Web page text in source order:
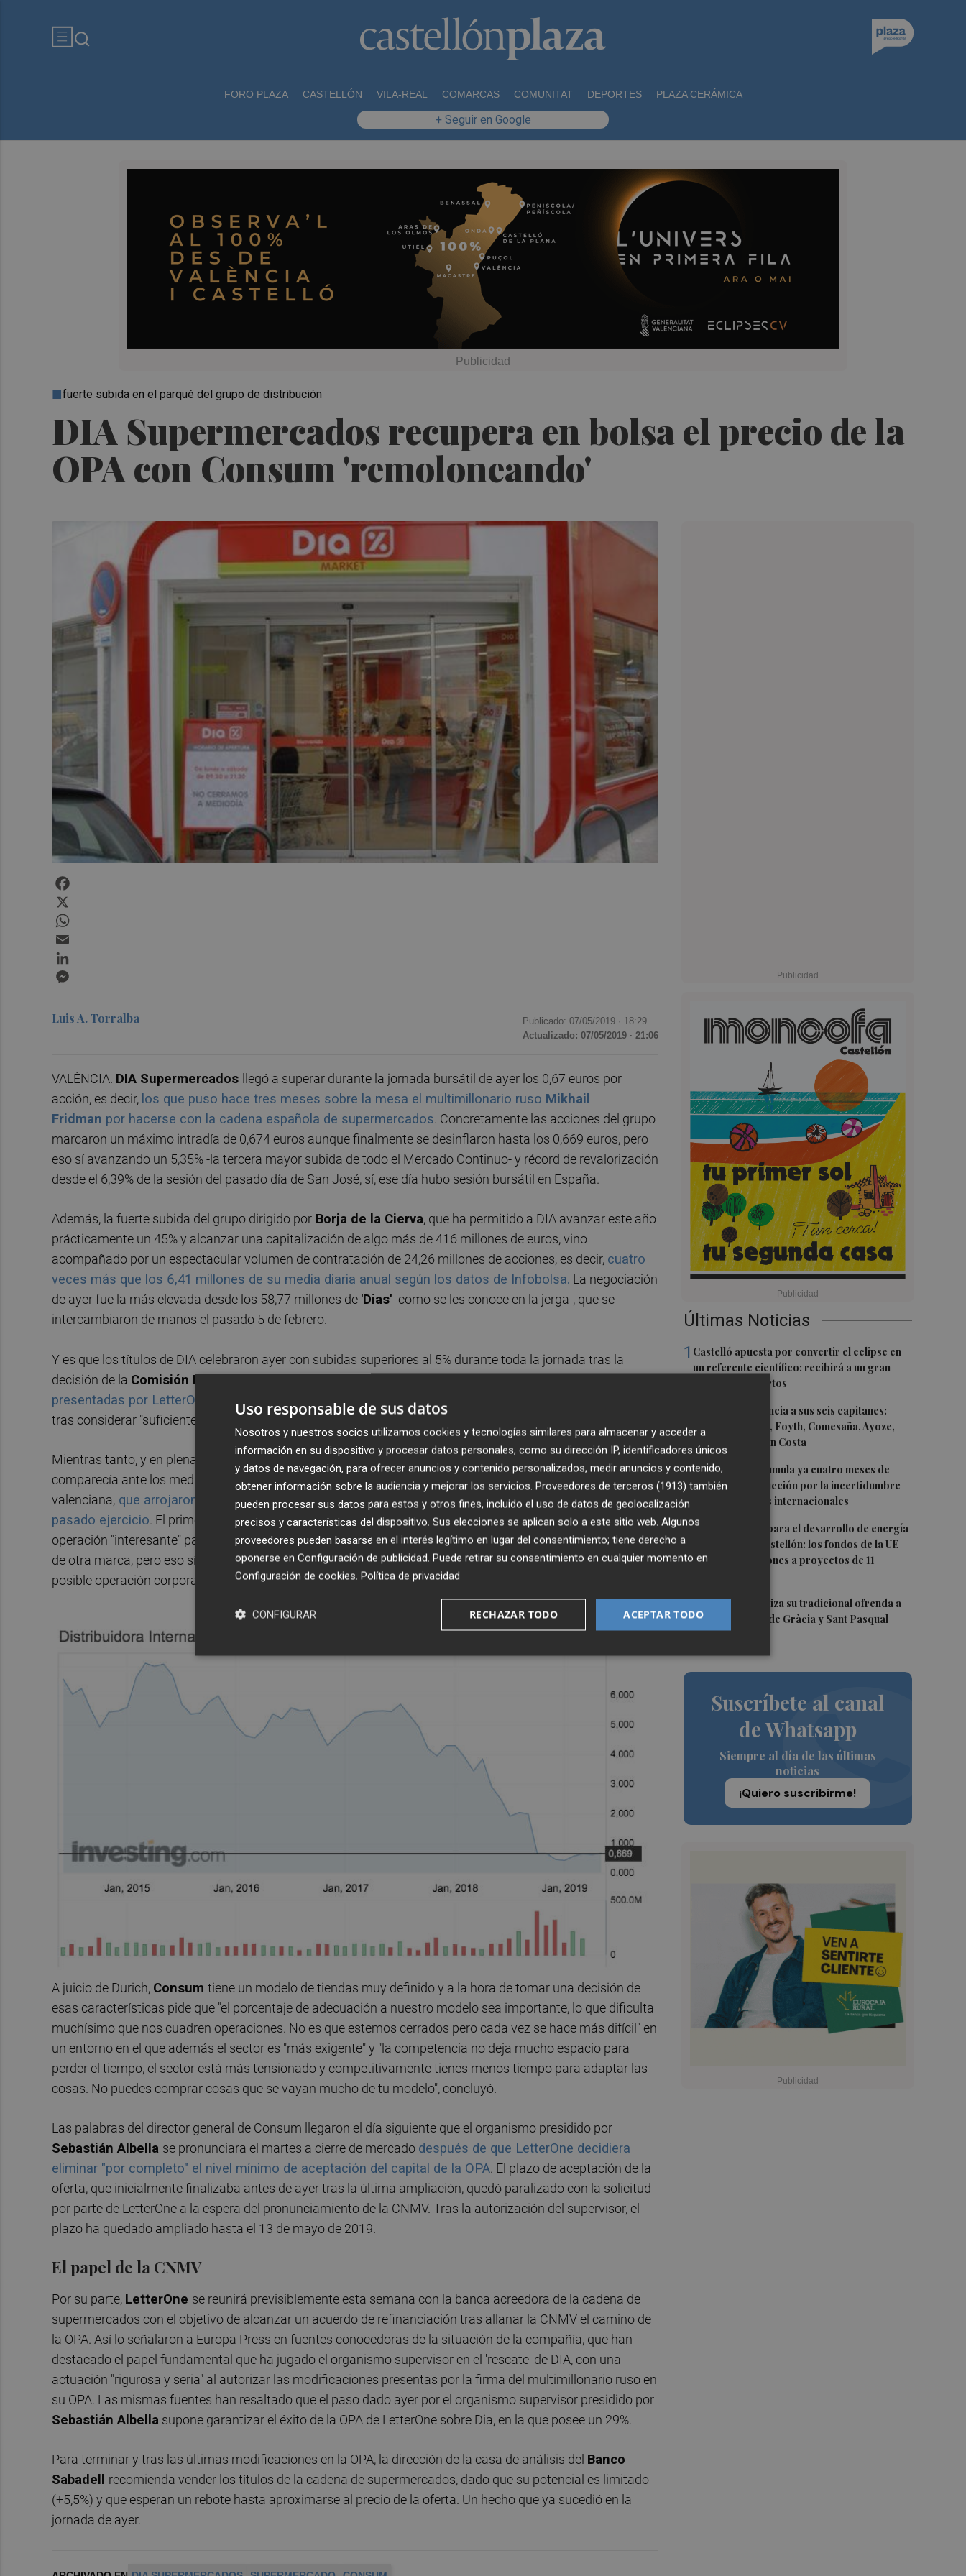
FORO PLAZA CASTELLÓN VILA-REAL COMARCAS COMUNITAT DEPORTES PLAZA CERÁMICA
+ Seguir en Google
DIA Supermercados recupera en bolsa el precio de la
OPA con Consum 'remoloneando'
fuerte subida en el parqué del grupo de distribución
Últimas Noticias
1 Castelló apuesta por convertir el eclipse en
un referente científico: recibirá a un gran
equipo de expertos
El Villarreal anuncia a sus seis capitanes:
Gerard Moreno, Foyth, Comesaña, Ayoze,
Cardona y Logan Costa
3La cerámica acumula ya cuatro meses de
caídas de producción por la incertidumbre
en los mercados internacionales
4Otra inyección para el desarrollo de energía
renovable en Castellón: los fondos de la UE
destinan 19 millones a proyectos de 11
5El Villarreal realiza su tradicional ofrenda a
la Mare de Déu de Gràcia y Sant Pasqual
Baylón
Suscríbete al canal
de Whatsapp
Siempre al día de las últimas
noticias
¡Quiero suscribirme!
Luis A. Torralba Publicado: 07/05/2019 · 18:29
Actualizado: 07/05/2019 · 21:06
VALÈNCIA. DIA Supermercados llegó a superar durante la jornada bursátil de ayer los 0,67 euros por
acción, es decir, los que puso hace tres meses sobre la mesa el multimillonario ruso Mikhail
Fridman por hacerse con la cadena española de supermercados. Concretamente las acciones del grupo
marcaron un máximo intradía de 0,674 euros aunque finalmente se desinflaron hasta los 0,669 euros, pero
eso sí avanzando un 5,35% -la tercera mayor subida de todo el Mercado Continuo- y récord de revalorización
desde el 6,39% de la sesión del pasado día de San José, sí, ese día hubo sesión bursátil en España.
Además, la fuerte subida del grupo dirigido por Borja de la Cierva, que ha permitido a DIA avanzar este año
prácticamente un 45% y alcanzar una capitalización de algo más de 416 millones de euros, vino
acompañado por un espectacular volumen de contratación de 24,26 millones de acciones, es decir, cuatro
veces más que los 6,41 millones de su media diaria anual según los datos de Infobolsa. La negociación
de ayer fue la más elevada desde los 58,77 millones de 'Dias'-como se les conoce en la jerga-, que se
intercambiaron de manos el pasado 5 de febrero.
Y es que los títulos de DIA celebraron ayer con subidas superiores al 5% durante toda la jornada tras la
decisión de la Comisión Nacional del Mercado de Valores (CNMV)
presentadas por LetterOne en su OPA
. Las mismas por las que se elimina el nivel mínimo de aceptación
tras considerar "suficientemente justificada" la condición de precio equitativo de la contrapestación.
Mientras tanto, y en plena subida de las 'Dias', el director general de Consum, Juan Luis Durich
comparecía ante los medios de comunicación para explicar los resultados de la cadena de supermercados
valenciana, que arrojaron una mejora de las ventas del 8,45% y un 1% más de beneficio a lo largo del
pasado ejercicio. El primer ejecutivo de la firma se mostró "abierto siempre" a que aparezca alguna
operación "interesante" para la cooperativa, señalando que no se cierran a la compra de un grupo de tiendas
de otra marca, pero eso sí "en estos momentos, como operación global no". Durich respondía así ante una
posible operación corporativa como podría ser la adquisición de DIA.
A juicio de Durich, Consum tiene un modelo de tiendas muy definido y a la hora de tomar una decisión de
esas características pide que "el porcentaje de adecuación a nuestro modelo sea importante, lo que dificulta
muchísimo que nos cuadren operaciones. No es que estemos cerrados pero cada vez se hace más difícil" en
un entorno en el que además el sector es "más exigente" y "la competencia no deja mucho espacio para
perder el tiempo, el sector está más tensionado y competitivamente tienes menos tiempo para adaptar las
cosas. No puedes comprar cosas que se vayan mucho de tu modelo", concluyó.
Las palabras del director general de Consum llegaron el día siguiente que el organismo presidido por
Sebastián Albella se pronunciara el martes a cierre de mercado después de que LetterOne decidiera
eliminar "por completo" el nivel mínimo de aceptación del capital de la OPA. El plazo de aceptación de la
oferta, que inicialmente finalizaba antes de ayer tras la última ampliación, quedó paralizado con la solicitud
por parte de LetterOne a la espera del pronunciamiento de la CNMV. Tras la autorización del supervisor, el
plazo ha quedado ampliado hasta el 13 de mayo de 2019.
El papel de la CNMV
Por su parte, LetterOne se reunirá previsiblemente esta semana con la banca acreedora de la cadena de
supermercados con el objetivo de alcanzar un acuerdo de refinanciación tras allanar la CNMV el camino de
la OPA. Así lo señalaron a Europa Press en fuentes conocedoras de la situación de la compañía, que han
destacado el papel fundamental que ha jugado el organismo supervisor en el 'rescate' de DIA, con una
actuación "rigurosa y seria" al autorizar las modificaciones presentas por la firma del multimillonario ruso en
su OPA. Las mismas fuentes han resaltado que el paso dado ayer por el organismo supervisor presidido por
Sebastián Albella supone garantizar el éxito de la OPA de LetterOne sobre Dia, en la que posee un 29%.
Para terminar y tras las últimas modificaciones en la OPA, la dirección de la casa de análisis del Banco
Sabadell recomienda vender los títulos de la cadena de supermercados, dado que su potencial es limitado
(+5,5%) y que esperan un rebote hasta aproximarse al precio de la oferta. Un hecho que ya sucedió en la
jornada de ayer.
Uso responsable de sus datos
Nosotros y nuestros socios utilizamos cookies y tecnologías similares para almacenar y acceder a
información en su dispositivo y procesar datos personales, como su dirección IP, identificadores únicos
y datos de navegación, para ofrecer anuncios y contenido personalizados, medir anuncios y contenido,
obtener información sobre la audiencia y mejorar los servicios. Proveedores de terceros (1913) también
pueden procesar sus datos para estos y otros fines, incluido el uso de datos de geolocalización
precisos y características del dispositivo. Sus elecciones se aplican solo a este sitio web. Algunos
proveedores pueden basarse en el interés legítimo en lugar del consentimiento; tiene derecho a
oponerse en Configuración de publicidad. Puede retirar su consentimiento en cualquier momento en
Configuración de cookies. Política de privacidad
ACEPTAR TODO
RECHAZAR TODO
CONFIGURAR